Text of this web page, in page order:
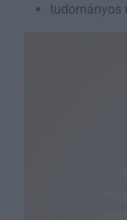
tudományos